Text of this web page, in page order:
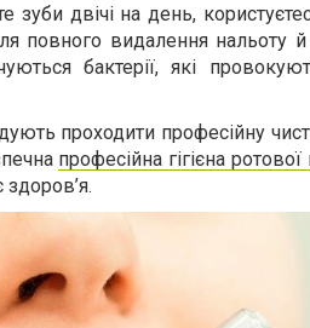
зуби двічі на день,
повного видалення нальоту
бактерії, які
проходити професійну
професійна гігієна
здоров’я.